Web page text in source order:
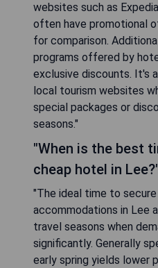
websites such as
often have promotional
for comparison.
programs offered by
exclusive discounts. It's
local tourism websites
special packages or
seasons."
"When is the best
cheap hotel in
"The ideal time to
accommodations in Lee
travel seasons when
significantly. Generally
early spring yields lower